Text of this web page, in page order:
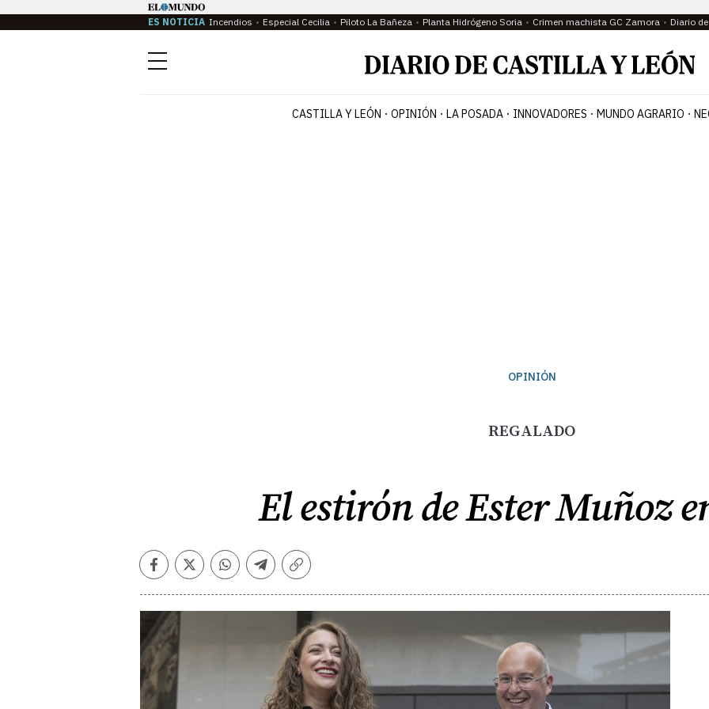
ES NOTICIA Incendios Especial Cecilia Piloto La Bañeza Planta Hidrógeno Soria Crimen machista GC Zamora Diario
Menú
CASTILLA Y LEÓN OPINIÓN LA POSADA INNOVADORES MUNDO AGRARIO
OPINIÓN
REGALADO
El estirón de Ester Muñoz
Facebook
TwitterWhatsapp
Telegram
Copiar